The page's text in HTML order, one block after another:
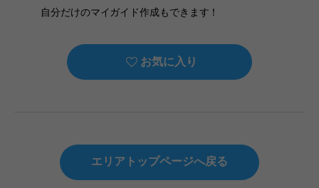
自分だけのマイガイド作成もできます！
お気に入り
エリアトップページへ戻る